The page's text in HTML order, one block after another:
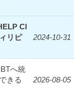
Cl
リピ
2024-10-31
へ統
きる
2026-08-05